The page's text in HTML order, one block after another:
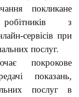
покликане
з
сервісів при
послуг.
покрокове
показань,
послуг в